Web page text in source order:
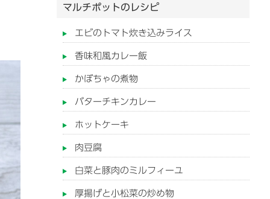
マルチポットのレシピ
エビのトマト炊き込みライス
香味和風カレー飯
かぼちゃの煮物
バターチキンカレー
ホットケーキ
肉豆腐
白菜と豚肉のミルフィーユ
厚揚げと小松菜の炒め物